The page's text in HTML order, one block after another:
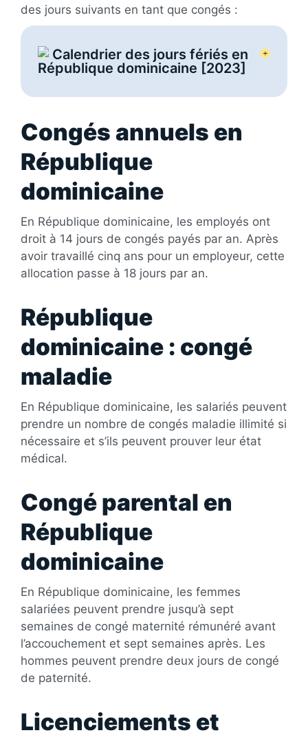
des jours suivants en tant que congés :
Calendrier des jours fériés en
République dominicaine [2023]
Congés annuels en
République
dominicaine
En République dominicaine, les employés ont
droit à 14 jours de congés payés par an. Après
avoir travaillé cinq ans pour un employeur, cette
allocation passe à 18 jours par an.
République
dominicaine : congé
maladie
En République dominicaine, les salariés peuvent
prendre un nombre de congés maladie illimité si
nécessaire et s’ils peuvent prouver leur état
médical.
Congé parental en
République
dominicaine
En République dominicaine, les femmes
salariées peuvent prendre jusqu’à sept
semaines de congé maternité rémunéré avant
l’accouchement et sept semaines après. Les
hommes peuvent prendre deux jours de congé
de paternité.
Licenciements et